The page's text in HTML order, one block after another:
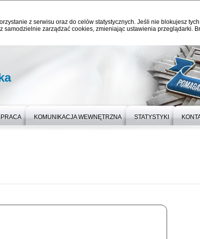
z serwisu oraz do celów statystycznych. Jeśli nie blokujesz
samodzielnie zarządzać cookies, zmieniając ustawienia przeglądarki.
PRACA KOMUNIKACJA WEWNĘTRZNA STATYSTYKI